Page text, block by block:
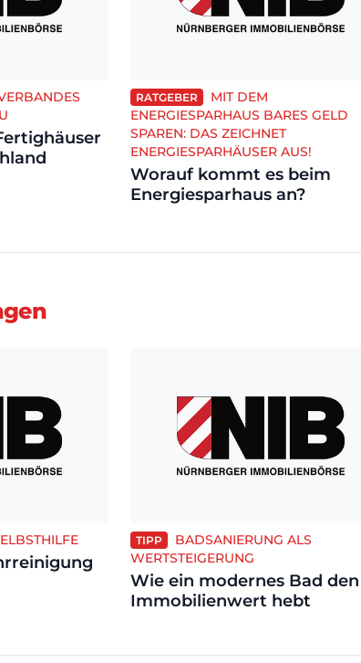
RATGEBER
MIT DEM
ENERGIESPARHAUS BARES GELD
SPAREN: DAS ZEICHNET
ENERGIESPARHÄUSER AUS!
Worauf kommt es beim
Energiesparhaus an?
TIPP
BADSANIERUNG ALS
WERTSTEIGERUNG
Wie ein modernes Bad den
Immobilienwert hebt